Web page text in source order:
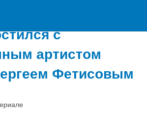
с
артистом
Фетисовым